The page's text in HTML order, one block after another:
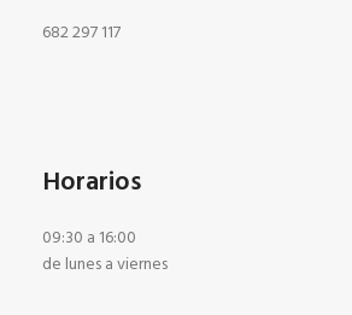
682 297 117
Horarios
09:30 a 16:00
de lunes a viernes